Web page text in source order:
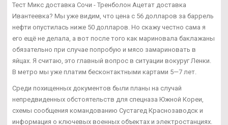
Тест Микс доставка Сочи - Тренболон Ацетат доставка
Ивантеевка? Мы уже видим, что цена с 56 долларов за баррель
нефти опустилась ниже 50 долларов. Но скажу честно сама я
его ещё не делала, а вот после того как мариновала баклажаны
обязательно при случае попробую и мясо замариновать в
яйцах. Я считаю, это главный вопрос в ситуации вокуруг Ленки.
В метро мы уже платим бесконтактными картами 5—7 лет.
Среди похищенных документов были планы на случай
непредвиденных обстоятельств для спецназа Южной Кореи,
схемы сообщения командованию Сустагед Краснозаводск и
информация о ключевых военных объектах и электростанциях.